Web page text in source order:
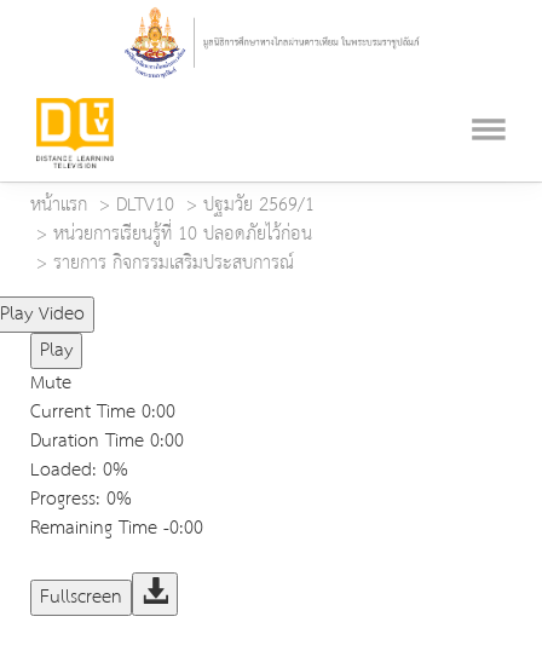
หน้าแรก DLTV10
ปฐมวัย 2569/1
หน่วยการเรียนรู้ที่ 10 ปลอดภัยไว้ก่อน
รายการ กิจกรรมเสริมประสบการณ์
Play Video
Play
Mute
Current Time0:00
Duration Time0:00
Loaded: 0%
Progress: 0%
Remaining Time-0:00
Fullscreen